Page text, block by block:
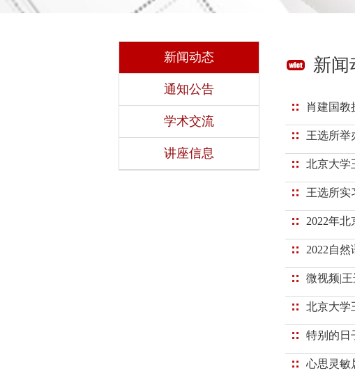
新闻
肖建国教
王选所举
北京大学
王选所实
2022年
2022自
微视频|
北京大学
特别的日
心思灵敏
新闻动态
通知公告
学术交流
讲座信息